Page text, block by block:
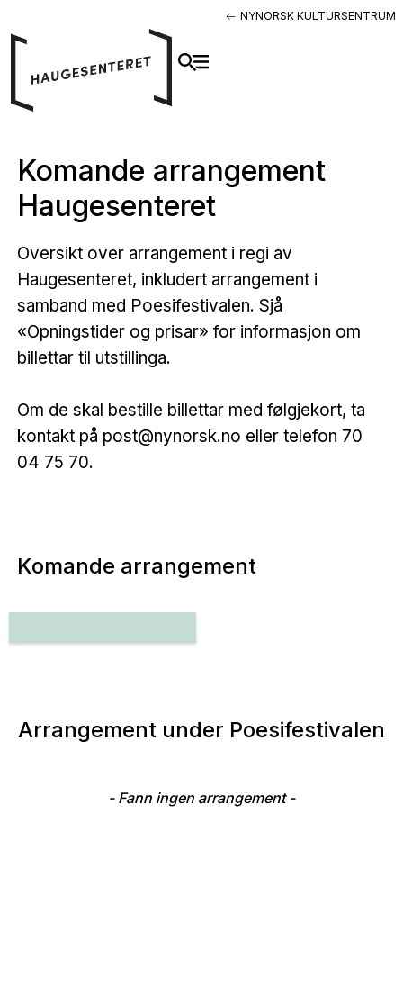
NYNORSK KULTURSENTRUM
Komande arrangement
Haugesenteret
Oversikt over arrangement i regi av
Haugesenteret, inkludert arrangement i
samband med Poesifestivalen. Sjå
«Opningstider og prisar» for informasjon om
billettar til utstillinga.
Om de skal bestille billettar med følgjekort, ta
kontakt på post@nynorsk.no eller telefon 70
04 75 70.
Komande arrangement
Arrangement under Poesifestivalen
- Fann ingen arrangement -